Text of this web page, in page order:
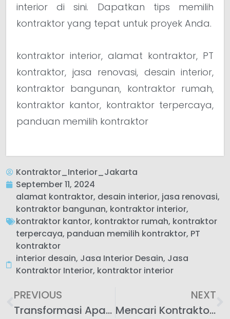
interior di sini. Dapatkan tips memilih
kontraktor yang tepat untuk proyek Anda.
kontraktor interior, alamat kontraktor, PT
kontraktor, jasa renovasi, desain interior,
kontraktor bangunan, kontraktor rumah,
kontraktor kantor, kontraktor terpercaya,
panduan memilih kontraktor
Kontraktor_Interior_Jakarta
September 11, 2024
alamat kontraktor, desain interior, jasa renovasi,
kontraktor bangunan, kontraktor interior,
kontraktor kantor, kontraktor rumah, kontraktor
terpercaya, panduan memilih kontraktor, PT
kontraktor
interior desain, Jasa Interior Desain, Jasa
Kontraktor Interior, kontraktor interior
PREVIOUS
Transformasi Apartemen Impian Anda Bersama Kontraktor Interior Surabaya Terbaik SPlusA.id
NEXT
Mencari Kontraktor Interior di Bandung SPlusA.id? Panduan Lengkap Memilih Profesional yang Tepat